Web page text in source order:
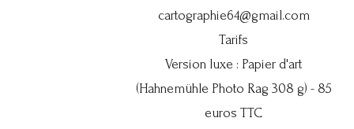
cartographie64@gmail.com
Tarifs
Version luxe : Papier d'art
(Hahnemühle Photo Rag 308 g) - 85
euros TTC